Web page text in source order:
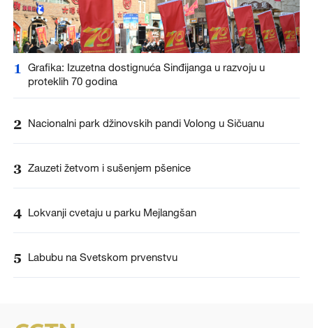
1
Grafika: Izuzetna dostignuća Sinđijanga u razvoju u
proteklih 70 godina
2 Nacionalni park džinovskih pandi Volong u Sičuanu
3 Zauzeti žetvom i sušenjem pšenice
4 Lokvanji cvetaju u parku Mejlangšan
5 Labubu na Svetskom prvenstvu